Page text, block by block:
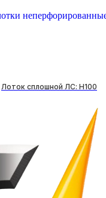
Лоток сплошной ЛС: H100